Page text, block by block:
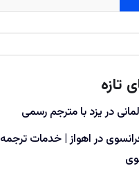
تازه
در یزد با مترجم رسمی
در اهواز | خدمات ترجمه